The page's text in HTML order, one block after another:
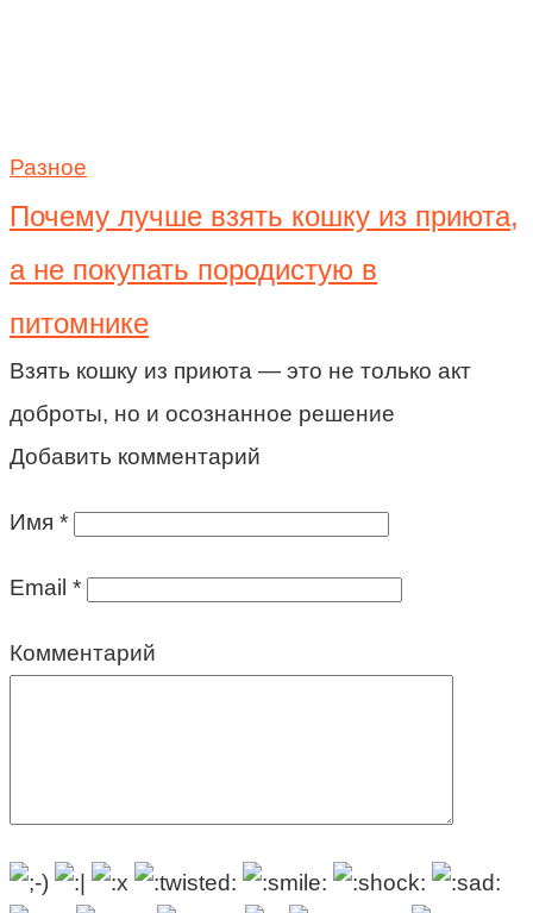
Разное
Почему лучше взять кошку из приюта,
а не покупать породистую в
питомнике
Взять кошку из приюта — это не только акт
доброты, но и осознанное решение
Добавить комментарий
Имя *
Email *
Комментарий